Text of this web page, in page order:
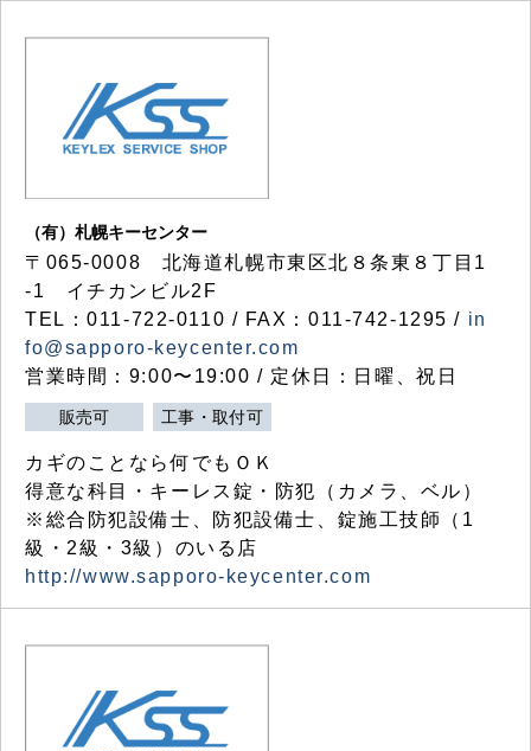
（有）札幌キーセンター
〒065-0008 北海道札幌市東区北８条東８丁目1
-1 イチカンビル2F
TEL：011-722-0110 / FAX：011-742-1295 / in
fo@sapporo-keycenter.com
営業時間：9:00〜19:00 / 定休日：日曜、祝日
販売可 工事・取付可
カギのことなら何でもＯＫ
得意な科目・キーレス錠・防犯（カメラ、ベル）
※総合防犯設備士、防犯設備士、錠施工技師（1
級・2級・3級）のいる店
http://www.sapporo-keycenter.com